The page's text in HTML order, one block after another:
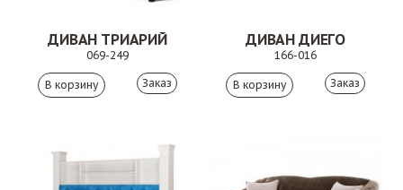
ДИВАН ТРИАРИЙ
069-249
Заказ
ДИВАН ДИЕГО
166-016
Заказ